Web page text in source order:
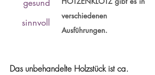
gesund
sinnvoll
verschiedenen
Ausführungen.
Das unbehandelte Holzstück ist ca.